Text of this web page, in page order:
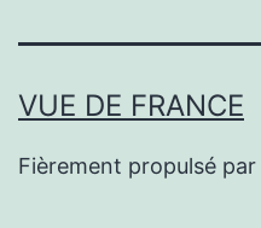
VUE DE FRANCE
Fièrement propulsé par